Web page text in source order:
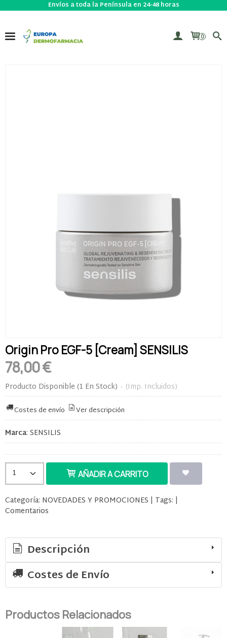
Envíos a toda la Península en 24-48 horas
0
Origin Pro EGF-5 [Cream] SENSILIS
78,00 €
Producto Disponible (1 En Stock) - (Imp. Incluidos)
Costes de envío Ver descripción
Marca: SENSILIS
AÑADIR A CARRITO
Categoría: NOVEDADES Y PROMOCIONES | Tags: |
Comentarios
Descripción
Costes de Envío
Productos Relacionados